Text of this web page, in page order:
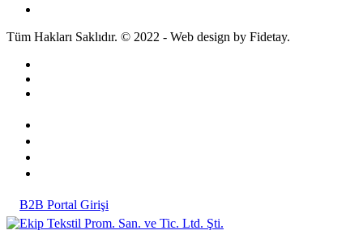
Tüm Hakları Saklıdır. © 2022 - Web design by Fidetay.
B2B Portal Girişi